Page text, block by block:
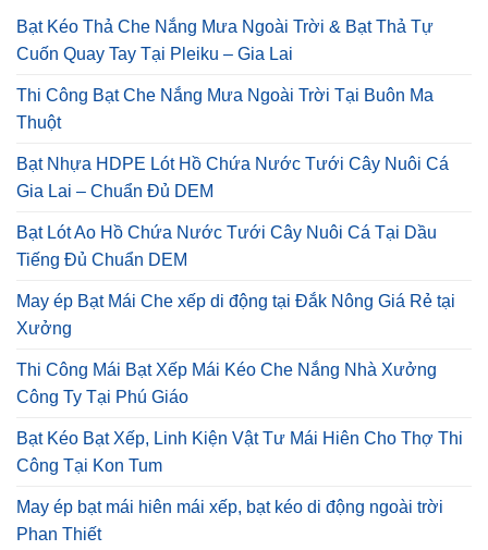
Bạt Kéo Thả Che Nắng Mưa Ngoài Trời & Bạt Thả Tự
Cuốn Quay Tay Tại Pleiku – Gia Lai
Thi Công Bạt Che Nắng Mưa Ngoài Trời Tại Buôn Ma
Thuột
Bạt Nhựa HDPE Lót Hồ Chứa Nước Tưới Cây Nuôi Cá
Gia Lai – Chuẩn Đủ DEM
Bạt Lót Ao Hồ Chứa Nước Tưới Cây Nuôi Cá Tại Dầu
Tiếng Đủ Chuẩn DEM
May ép Bạt Mái Che xếp di động tại Đắk Nông Giá Rẻ tại
Xưởng
Thi Công Mái Bạt Xếp Mái Kéo Che Nắng Nhà Xưởng
Công Ty Tại Phú Giáo
Bạt Kéo Bạt Xếp, Linh Kiện Vật Tư Mái Hiên Cho Thợ Thi
Công Tại Kon Tum
May ép bạt mái hiên mái xếp, bạt kéo di động ngoài trời
Phan Thiết